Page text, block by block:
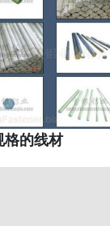
格的线材